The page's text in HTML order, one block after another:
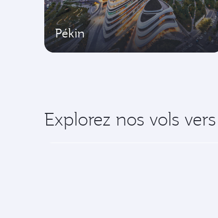
Pékin
Explorez nos vols